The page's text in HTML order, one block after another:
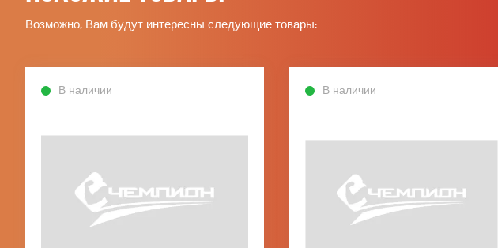
Возможно, Вам будут интересны следующие товары:
В наличии В наличии